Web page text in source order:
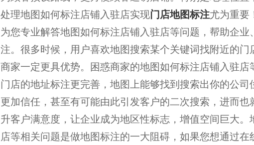
处理地图如何标注店铺入驻店实现门店地图标注尤为重要
为您专业解答地图如何标注店铺入驻店等问题，帮助企
注。很多时候，用户喜欢地图搜索某个关键词找附近的
商家一定更具优势。困惑商家的地图如何标注店铺入驻
门店的地址标注更完善，地图上能够找到搜索出你的公
更加信任，甚至有可能由此引发客户的二次搜索，进而
升客户满意度，让企业成为地区性标志，增值空间巨大
店等相关问题是做地图标注的一大阻碍，如果您想通过